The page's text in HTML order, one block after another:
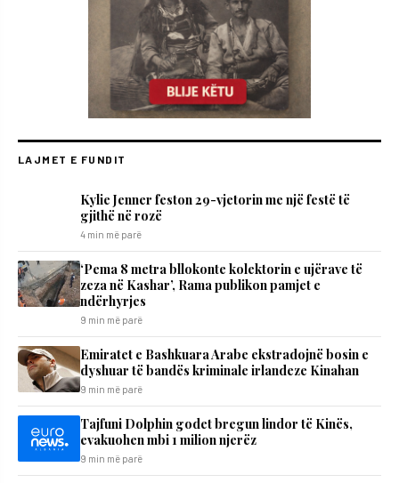
LAJMET E FUNDIT
Kylie Jenner feston 29-vjetorin me një festë të
gjithë në rozë
4 min më parë
‘Pema 8 metra bllokonte kolektorin e ujërave të
zeza në Kashar’, Rama publikon pamjet e
ndërhyrjes
9 min më parë
Emiratet e Bashkuara Arabe ekstradojnë bosin e
dyshuar të bandës kriminale irlandeze Kinahan
9 min më parë
Tajfuni Dolphin godet bregun lindor të Kinës,
evakuohen mbi 1 milion njerëz
9 min më parë